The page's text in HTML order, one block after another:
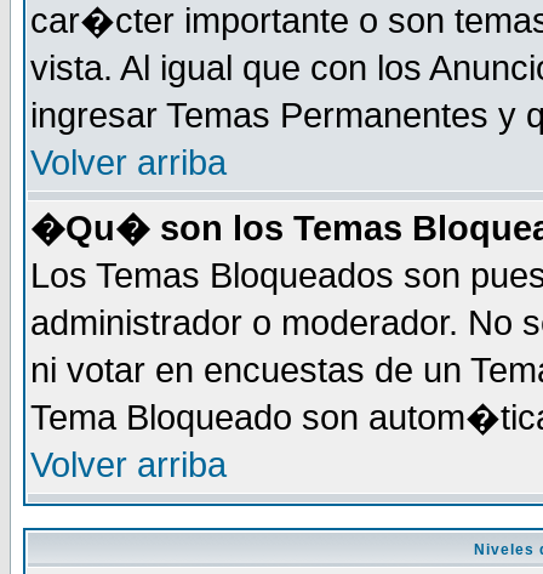
car�cter importante o son
vista. Al igual que con los
ingresar Temas Permanentes y
Volver arriba
�Qu� son los Temas
Los Temas Bloqueados son
administrador o moderador. No
ni votar en encuestas de un
Tema Bloqueado son
Volver arriba
Niveles